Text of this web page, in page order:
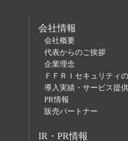
会社情報
会社概要
代表からのご挨拶
企業理念
ＦＦＲＩセキュリティ
導入実績・サービス提
PR情報
販売パートナー
IR・PR情報